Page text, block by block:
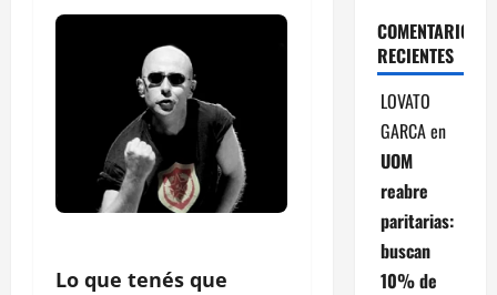
Lo que tenés que
COMENTARIOS
RECIENTES
LOVATO
GARCAen
UOM
reabre
paritarias:
buscan
10% de